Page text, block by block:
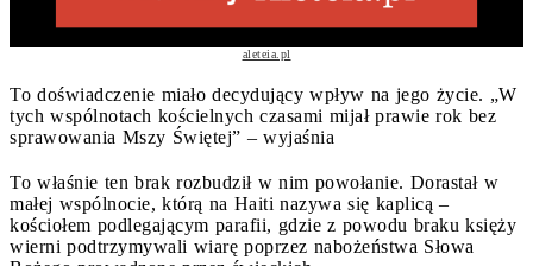
aleteia.pl
To doświadczenie miało decydujący wpływ na jego życie. „W
tych wspólnotach kościelnych czasami mijał prawie rok bez
sprawowania Mszy Świętej” – wyjaśnia
To właśnie ten brak rozbudził w nim powołanie. Dorastał w
małej wspólnocie, którą na Haiti nazywa się kaplicą –
kościołem podlegającym parafii, gdzie z powodu braku księży
wierni podtrzymywali wiarę poprzez nabożeństwa Słowa